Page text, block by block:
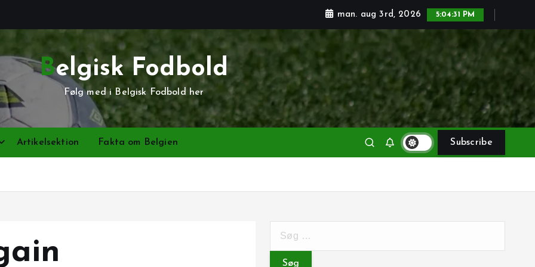
man. aug 3rd, 2026 5:04:33 PM
Belgisk Fodbold
Følg med i Belgisk Fodbold her
Artikelsektion Fakta om Belgien Subscribe